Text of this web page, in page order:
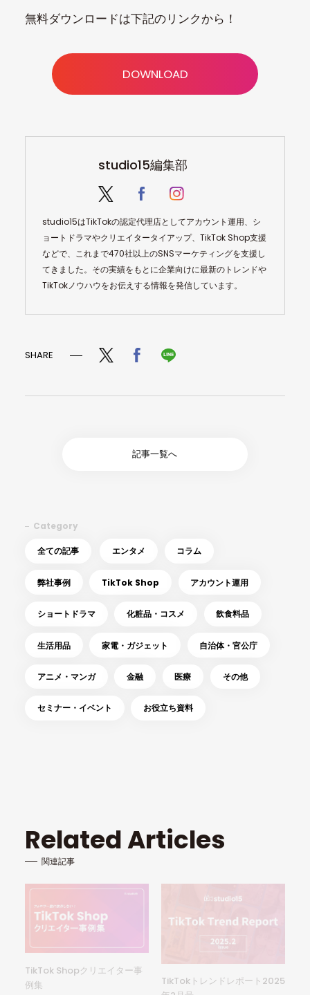
無料ダウンロードは下記のリンクから！
DOWNLOAD
studio15編集部
studio15はTikTokの認定代理店としてアカウント運用、シ
ョートドラマやクリエイタータイアップ、TikTok Shop支援
などで、これまで470社以上のSNSマーケティングを支援し
てきました。その実績をもとに企業向けに最新のトレンドや
TikTokノウハウをお伝えする情報を発信しています。
SHARE
記事一覧へ
Category
全ての記事 エンタメ コラム
弊社事例 TikTok Shop アカウント運用
ショートドラマ 化粧品・コスメ 飲食料品
生活用品 家電・ガジェット 自治体・官公庁
アニメ・マンガ 金融 医療 その他
セミナー・イベント お役立ち資料
Related Articles
関連記事
TikTok Shopクリエイター事
例集
TikTokトレンドレポート2025